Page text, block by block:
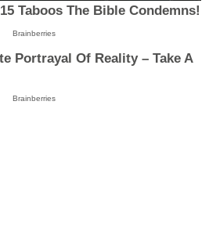
Taboos The Bible Condemns!
Brainberries
Portrayal Of Reality – Take A
Brainberries